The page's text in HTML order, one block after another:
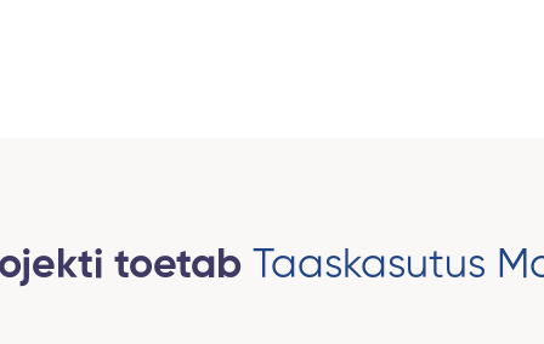
toetab Taaskasutus